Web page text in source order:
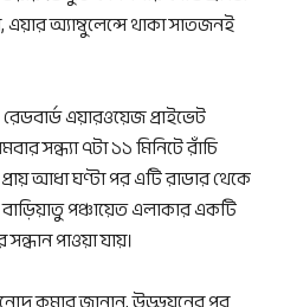
অ্যাম্বুলেন্সে থাকা সাতজনই
এয়ারওয়েজ প্রাইভেট
সন্ধ্যা ৭টা ১১ মিনিটে রাঁচি
আধা ঘণ্টা পর এটি রাডার থেকে
বাড়িয়াতু পঞ্চায়েত এলাকার একটি
পাওয়া যায়।